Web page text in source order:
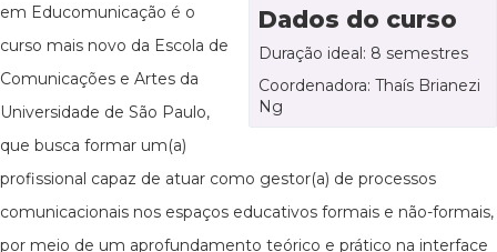
Dados do curso
Duração ideal: 8 semestres
Coordenadora: Thaís Brianezi
Ng
em Educomunicação é o
curso mais novo da Escola de
Comunicações e Artes da
Universidade de São Paulo,
que busca formar um(a)
profissional capaz de atuar como gestor(a) de processos
comunicacionais nos espaços educativos formais e não-formais,
por meio de um aprofundamento teórico e prático na interface